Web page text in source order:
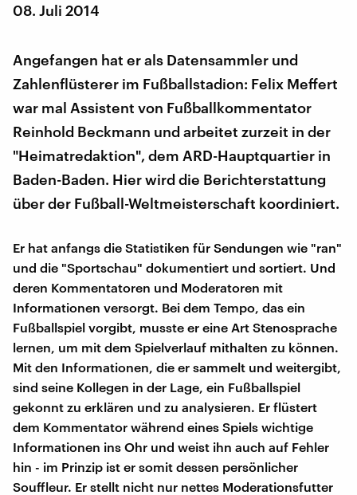
08. Juli 2014
Angefangen hat er als Datensammler und
Zahlenflüsterer im Fußballstadion: Felix Meffert
war mal Assistent von Fußballkommentator
Reinhold Beckmann und arbeitet zurzeit in der
"Heimatredaktion", dem ARD-Hauptquartier in
Baden-Baden. Hier wird die Berichterstattung
über der Fußball-Weltmeisterschaft koordiniert.
Er hat anfangs die Statistiken für Sendungen wie "ran"
und die "Sportschau" dokumentiert und sortiert. Und
deren Kommentatoren und Moderatoren mit
Informationen versorgt. Bei dem Tempo, das ein
Fußballspiel vorgibt, musste er eine Art Stenosprache
lernen, um mit dem Spielverlauf mithalten zu können.
Mit den Informationen, die er sammelt und weitergibt,
sind seine Kollegen in der Lage, ein Fußballspiel
gekonnt zu erklären und zu analysieren. Er flüstert
dem Kommentator während eines Spiels wichtige
Informationen ins Ohr und weist ihn auch auf Fehler
hin - im Prinzip ist er somit dessen persönlicher
Souffleur. Er stellt nicht nur nettes Moderationsfutter